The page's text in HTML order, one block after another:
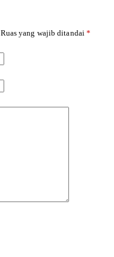
Ruas yang wajib ditandai*